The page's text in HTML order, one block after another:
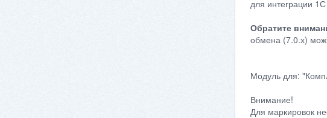
для интеграции
Обратите
обмена (7.0.х)
Модуль для:
Внимание!
Для маркировок